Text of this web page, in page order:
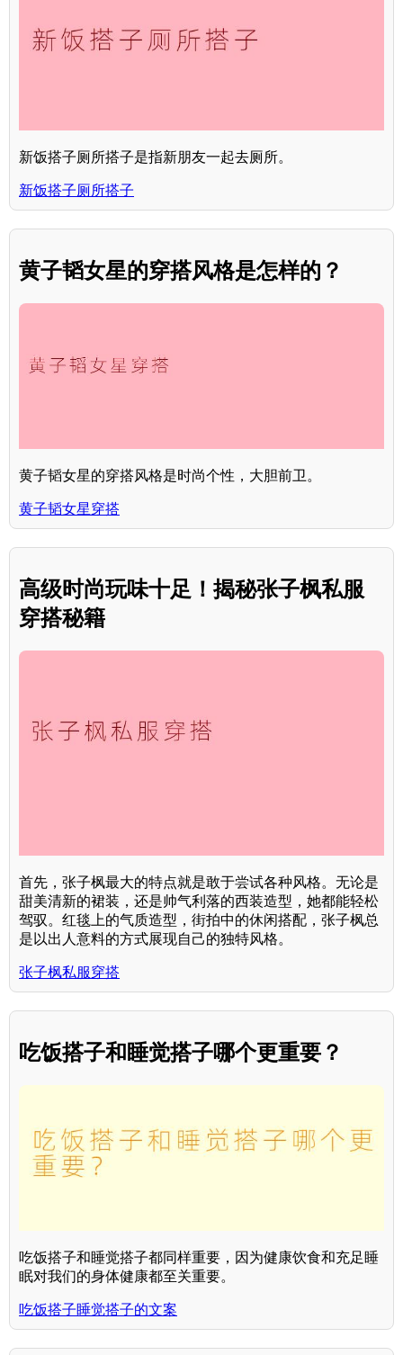
新饭搭子厕所搭子是指新朋友一起去厕所。
新饭搭子厕所搭子
黄子韬女星的穿搭风格是怎样的？
黄子韬女星的穿搭风格是时尚个性，大胆前卫。
黄子韬女星穿搭
高级时尚玩味十足！揭秘张子枫私服
穿搭秘籍
首先，张子枫最大的特点就是敢于尝试各种风格。无论是
甜美清新的裙装，还是帅气利落的西装造型，她都能轻松
驾驭。红毯上的气质造型，街拍中的休闲搭配，张子枫总
是以出人意料的方式展现自己的独特风格。
张子枫私服穿搭
吃饭搭子和睡觉搭子哪个更重要？
吃饭搭子和睡觉搭子都同样重要，因为健康饮食和充足睡
眠对我们的身体健康都至关重要。
吃饭搭子睡觉搭子的文案